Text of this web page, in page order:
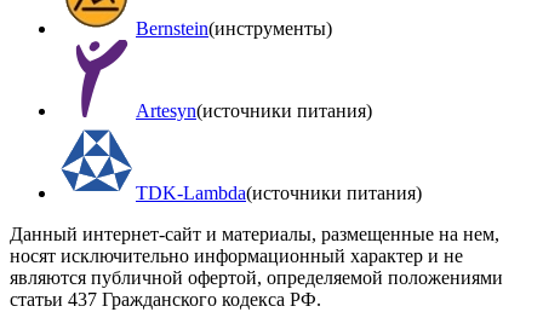
Bernstein(инструменты)
Artesyn(источники питания)
TDK-Lambda(источники питания)
Данный интернет-сайт и материалы, размещенные на нем,
носят исключительно информационный характер и не
являются публичной офертой, определяемой положениями
статьи 437 Гражданского кодекса РФ.